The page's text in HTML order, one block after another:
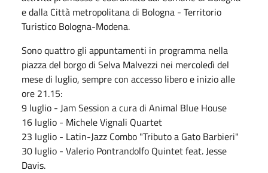
e dalla Città metropolitana di Bologna - Territorio
Turistico Bologna-Modena.
Sono quattro gli appuntamenti in programma nella
piazza del borgo di Selva Malvezzi nei mercoledì del
mese di luglio, sempre con accesso libero e inizio alle
ore 21.15:
9 luglio - Jam Session a cura di Animal Blue House
16 luglio - Michele Vignali Quartet
23 luglio - Latin-Jazz Combo "Tributo a Gato Barbieri"
30 luglio - Valerio Pontrandolfo Quintet feat. Jesse
Davis.